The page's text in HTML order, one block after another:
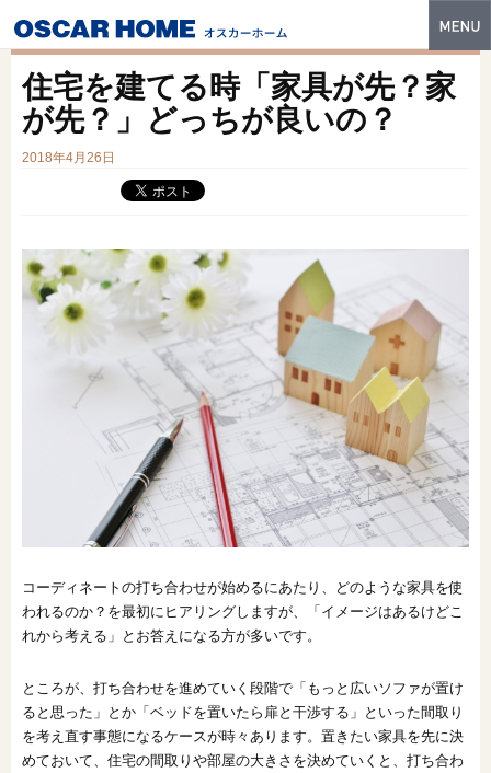
特長
イベント・モデルハウス
商品ラインナップ
建築実例
フォトギャラリー
販売中の物件
スマートセレクト
土地情報
オンライン相談会
住宅を建てる時「家具が先？家
が先？」どっちが良いの？
2018年4月26日
コーディネートの打ち合わせが始めるにあたり、どのような家具を使
われるのか？を最初にヒアリングしますが、「イメージはあるけどこ
れから考える」とお答えになる方が多いです。
ところが、打ち合わせを進めていく段階で「もっと広いソファが置け
ると思った」とか「ベッドを置いたら扉と干渉する」といった間取り
を考え直す事態になるケースが時々あります。置きたい家具を先に決
めておいて、住宅の間取りや部屋の大きさを決めていくと、打ち合わ